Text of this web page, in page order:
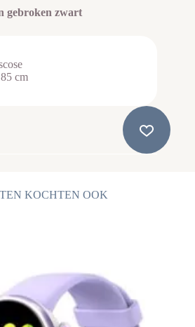
gebroken zwart
cm
KOCHTEN OOK